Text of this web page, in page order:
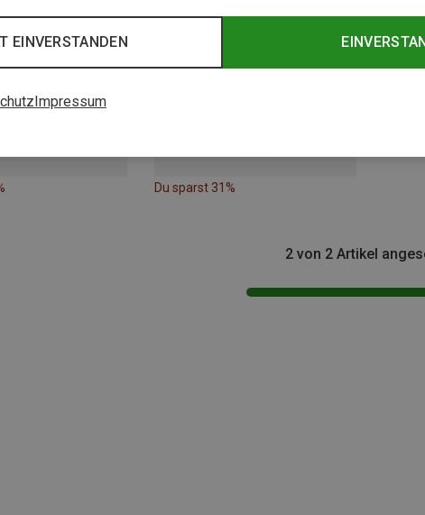
Du sparst 31%
2 von 2 Artikel
EINVERSTANDEN
Impressum